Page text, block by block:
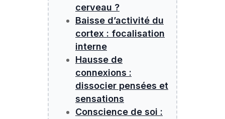
cerveau ?
Baisse d’activité du
cortex : focalisation
interne
Hausse de
connexions :
dissocier pensées et
sensations
Conscience de soi :